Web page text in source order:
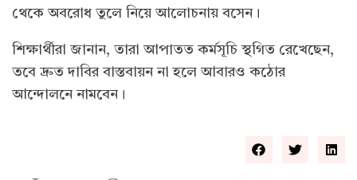
থেকে অবরোধ তুলে নিয়ে আলোচনায় বসেন।
শিক্ষার্থীরা জানান, তারা আপাতত কর্মসূচি স্থগিত রেখেছেন,
তবে দ্রুত দাবির বাস্তবায়ন না হলে আবারও কঠোর
আন্দোলনে নামবেন।